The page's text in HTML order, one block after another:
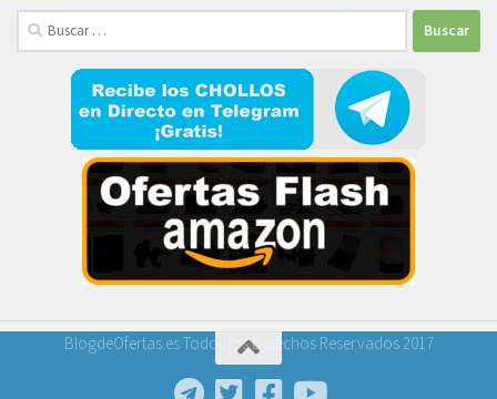
Buscar:
BlogdeOfertas.es Todos los Derechos Reservados 2017